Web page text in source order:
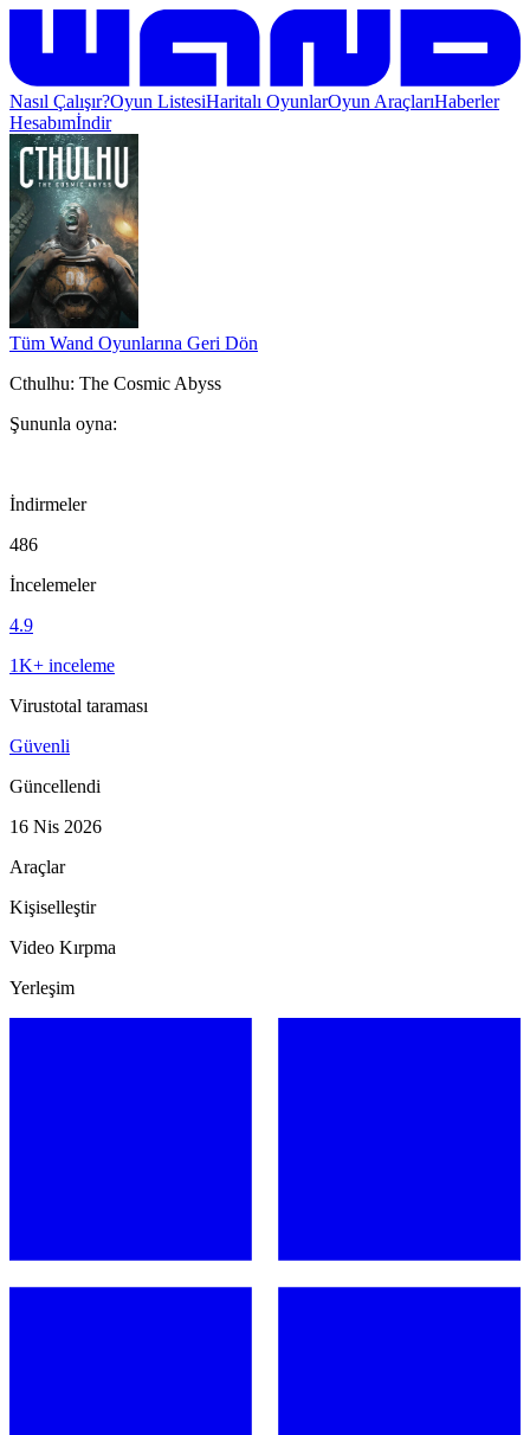
Nasıl Çalışır?Oyun ListesiHaritalı OyunlarOyun AraçlarıHaberler
Hesabımİndir
Tüm Wand Oyunlarına Geri Dön
Cthulhu: The Cosmic Abyss
Şununla oyna:
İndirmeler
486
İncelemeler
4.9
1K+ inceleme
Virustotal taraması
Güvenli
Güncellendi
16 Nis 2026
Araçlar
Kişiselleştir
Video Kırpma
Yerleşim